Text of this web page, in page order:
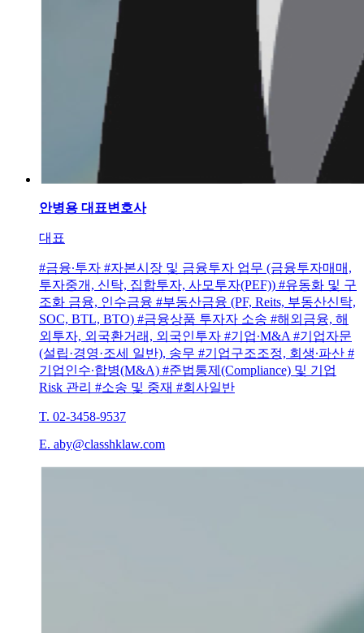
안병용 대표변호사
대표
#금융∙투자 #자본시장 및 금융투자 업무 (금융투자매매,
투자중개, 신탁, 집합투자, 사모투자(PEF)) #유동화 및 구
조화 금융, 인수금융 #부동산금융 (PF, Reits, 부동산신탁,
SOC, BTL, BTO) #금융상품 투자자 소송 #해외금융, 해
외투자, 외국환거래, 외국인투자 #기업∙M&A #기업자문
(설립·경영·조세 일반), 송무 #기업구조조정, 회생∙파산 #
기업인수∙합병(M&A) #준법통제(Compliance) 및 기업
Risk 관리 #소송 및 중재 #회사일반
T. 02-3458-9537
E. aby@classhklaw.com